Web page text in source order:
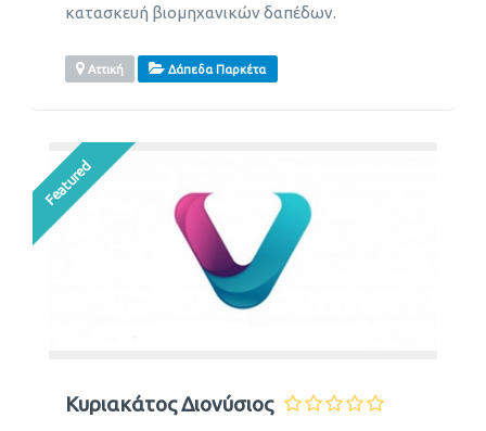
κατασκευή βιομηχανικών δαπέδων.
Αττική Δάπεδα Παρκέτα
Featured
Κυριακάτος Διονύσιος